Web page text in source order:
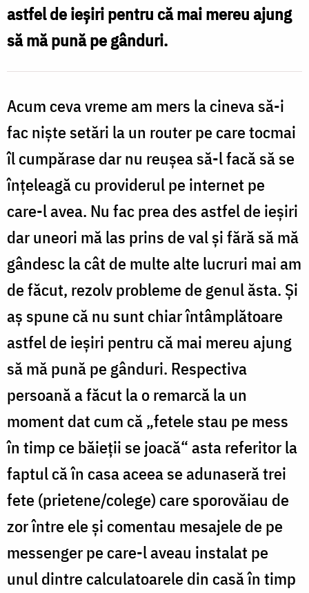
astfel de ieșiri pentru că mai mereu ajung
să mă pună pe gânduri.
Acum ceva vreme am mers la cineva să-i
fac niște setări la un router pe care tocmai
îl cumpărase dar nu reușea să-l facă să se
înțeleagă cu providerul pe internet pe
care-l avea. Nu fac prea des astfel de ieșiri
dar uneori mă las prins de val și fără să mă
gândesc la cât de multe alte lucruri mai am
de făcut, rezolv probleme de genul ăsta. Și
aș spune că nu sunt chiar întâmplătoare
astfel de ieșiri pentru că mai mereu ajung
să mă pună pe gânduri. Respectiva
persoană a făcut la o remarcă la un
moment dat cum că „fetele stau pe mess
în timp ce băieții se joacă“ asta referitor la
faptul că în casa aceea se adunaseră trei
fete (prietene/colege) care sporovăiau de
zor între ele și comentau mesajele de pe
messenger pe care-l aveau instalat pe
unul dintre calculatoarele din casă în timp